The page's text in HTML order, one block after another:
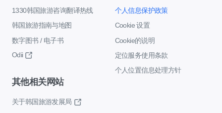
1330韩国旅游咨询翻译热线
韩国旅游指南与地图
数字图书 / 电子书
Odii
个人信息保护政策
Cookie 设置
Cookie的说明
定位服务使用条款
个人位置信息处理方针
其他相关网站
关于韩国旅游发展局